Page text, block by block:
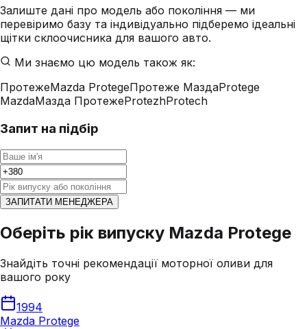
Залиште дані про модель або покоління — ми
перевіримо базу та індивідуально підберемо ідеальні
щітки склоочисника для вашого авто.
Ми знаємо цю модель також як:
ПротежеMazda ProtegeПротеже МаздаProtege
MazdaМазда ПротежеProtezhProtech
Запит на підбір
ЗАПИТАТИ МЕНЕДЖЕРА
Оберіть рік випуску Mazda Protege
Знайдіть точні рекомендації моторної оливи для
вашого року
1994
Mazda Protege